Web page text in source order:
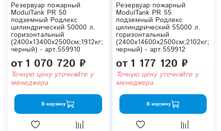
Резервуар пожарный
ModulTank PR 50
подземный Родлекс
цилиндрический 50000 л.
горизонтальный
(2400x13400x2500см;1912кг;
черный) - арт.559910
от 1 070 720 ₽
Точную цену уточняйте у
менеджера
В корзину
Резервуар пожарный
ModulTank PR 55
подземный Родлекс
цилиндрический 55000 л.
горизонтальный
(2400x14600x2500см;2102кг;
черный) - арт.559912
от 1 177 120 ₽
Точную цену уточняйте у
менеджера
В корзину